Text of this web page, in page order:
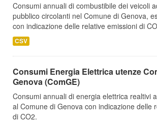
Consumi annuali di combustibile dei veicoli
pubblico circolanti nel Comune di Genova,
con indicazione delle relative emissioni di
CSV
Consumi Energia Elettrica utenze
Genova (ComGE)
Consumi annuali di energia elettrica realtivi
al Comune di Genova con indicazione delle
di CO2.